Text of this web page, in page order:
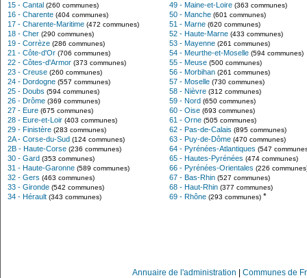
15 - Cantal (260 communes)
16 - Charente (404 communes)
17 - Charente-Maritime (472 communes)
18 - Cher (290 communes)
19 - Corrèze (286 communes)
21 - Côte-d'Or (706 communes)
22 - Côtes-d'Armor (373 communes)
23 - Creuse (260 communes)
24 - Dordogne (557 communes)
25 - Doubs (594 communes)
26 - Drôme (369 communes)
27 - Eure (675 communes)
28 - Eure-et-Loir (403 communes)
29 - Finistère (283 communes)
2A - Corse-du-Sud (124 communes)
2B - Haute-Corse (236 communes)
30 - Gard (353 communes)
31 - Haute-Garonne (589 communes)
32 - Gers (463 communes)
33 - Gironde (542 communes)
34 - Hérault (343 communes)
49 - Maine-et-Loire (363 communes)
50 - Manche (601 communes)
51 - Marne (620 communes)
52 - Haute-Marne (433 communes)
53 - Mayenne (261 communes)
54 - Meurthe-et-Moselle (594 communes)
55 - Meuse (500 communes)
56 - Morbihan (261 communes)
57 - Moselle (730 communes)
58 - Nièvre (312 communes)
59 - Nord (650 communes)
60 - Oise (693 communes)
61 - Orne (505 communes)
62 - Pas-de-Calais (895 communes)
63 - Puy-de-Dôme (470 communes)
64 - Pyrénées-Atlantiques (547
65 - Hautes-Pyrénées (474 communes)
66 - Pyrénées-Orientales (226
67 - Bas-Rhin (527 communes)
68 - Haut-Rhin (377 communes)
69 - Rhône (293 communes) *
Annuaire de l'administration Communes de